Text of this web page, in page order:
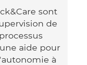
sont
de
aide pour
à